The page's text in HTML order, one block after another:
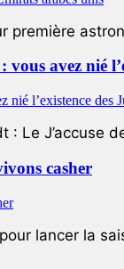
première
avez nié
: Le J’accuse
casher
lancer la